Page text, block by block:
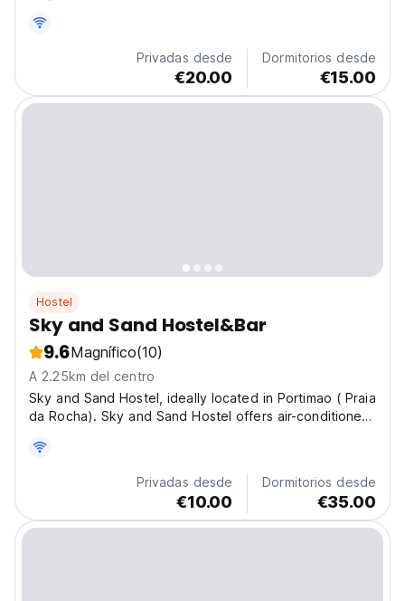
Privadas desde
€20.00
Dormitorios desde
€15.00
Hostel
Sky and Sand Hostel&Bar
9.6Magnífico(10)
A 2.25km del centro
Sky and Sand Hostel, ideally located in Portimao ( Praia
da Rocha). Sky and Sand Hostel offers air-conditioned
as a fully equipped communal kitchen. All
accommodation units have bed linen and towels. The...
Privadas desde
€10.00
Dormitorios desde
€35.00